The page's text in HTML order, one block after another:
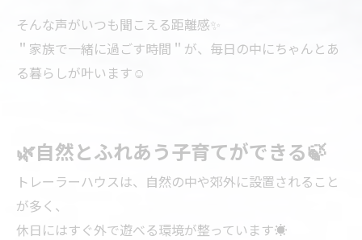
そんな声がいつも聞こえる距離感✨
＂家族で一緒に過ごす時間＂が、毎日の中にちゃんとあ
る暮らしが叶います☺️
🌿自然とふれあう子育てができる🍃
トレーラーハウスは、自然の中や郊外に設置されること
が多く、
休日にはすぐ外で遊べる環境が整っています☀️